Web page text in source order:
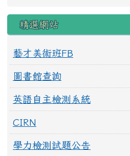
精選網站
藝才美術班FB
圖書館查詢
英語自主檢測系統
CIRN
學力檢測試題公告